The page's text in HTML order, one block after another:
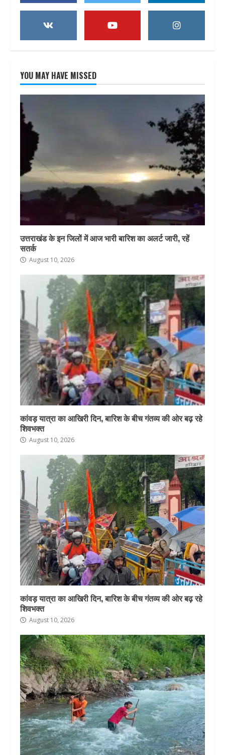
YOU MAY HAVE MISSED
उत्तराखंड के इन जिलों में आज भारी बारिश का अलर्ट जारी, रहें
सतर्क
August 10, 2026
कांवड़ यात्रा का आखिरी दिन, बारिश के बीच गंतव्य की ओर बढ़ रहे
शिवभक्त
August 10, 2026
कांवड़ यात्रा का आखिरी दिन, बारिश के बीच गंतव्य की ओर बढ़ रहे
शिवभक्त
August 10, 2026